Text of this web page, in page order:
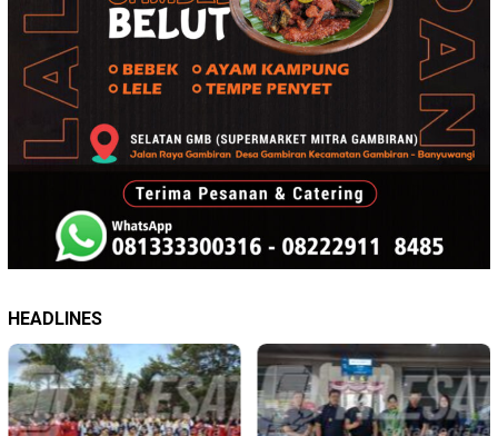
HEADLINES